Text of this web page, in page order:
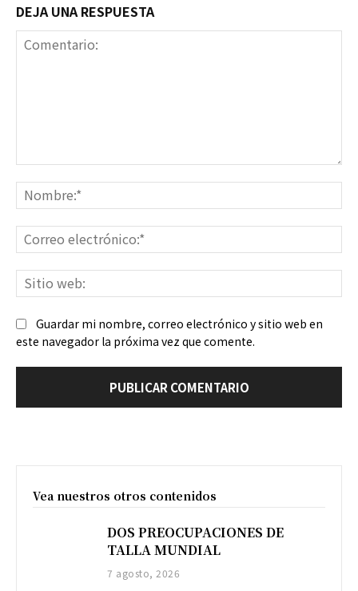
DEJA UNA RESPUESTA
Guardar mi nombre, correo electrónico y sitio web en
este navegador la próxima vez que comente.
Vea nuestros otros contenidos
DOS PREOCUPACIONES DE
TALLA MUNDIAL
7 agosto, 2026